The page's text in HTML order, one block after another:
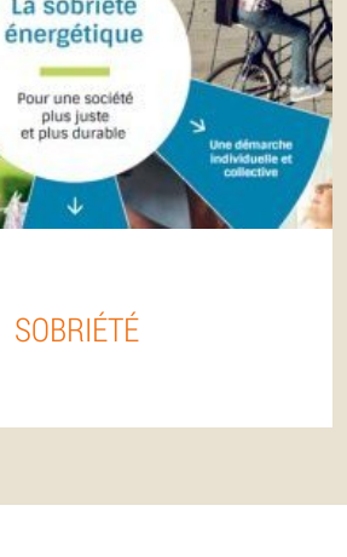
SOBRIÉTÉ